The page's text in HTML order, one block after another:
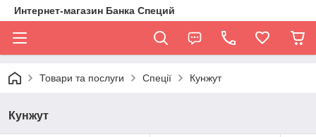
Интернет-магазин Банка Специй
Товари та послуги Спеції Кунжут
Кунжут